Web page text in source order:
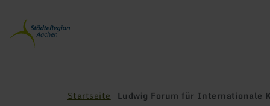
Zurück
zur
Startseite
Startseite Ludwig Forum für Internationale